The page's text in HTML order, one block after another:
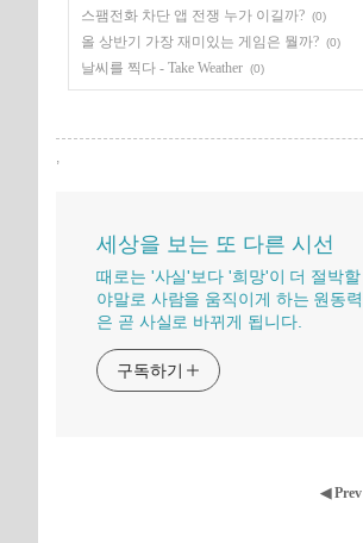
스팸전화 차단 앱 전쟁 누가 이길까? (0)
올 상반기 가장 재미있는 게임은 뭘까? (0)
날씨를 찍다 - Take Weather (0)
,
세상을 보는 또 다른 시선
때로는 '사실'보다 '희망'이 더 절박
야말로 사람을 움직이게 하는 원동
은 곧 사실로 바뀌게 됩니다.
구독하기
◀ Prev